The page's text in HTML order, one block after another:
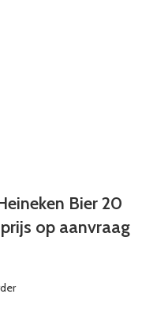
Bier 20
op aanvraag